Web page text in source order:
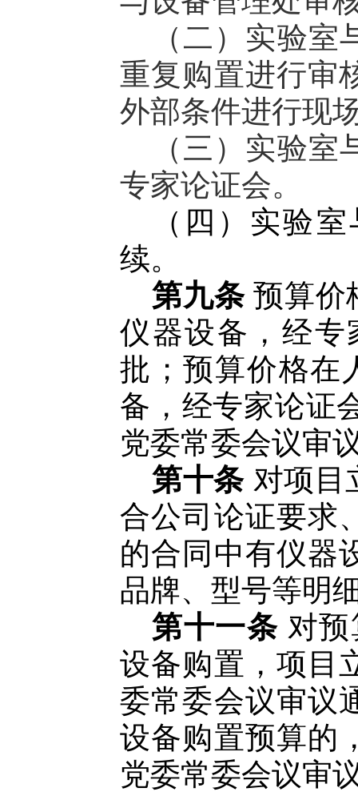
（二）实验
重复购置进行审
外部条件进行现
（三）实验
专家论证会。
（四）实验
续。
第九条 预算价
仪器设备，经专
批；预算价格在
备，经专家论证
党委常委会议审
第十条对项目
合公司论证要求
的合同中有仪器
品牌、型号等明
第十一条 对
设备购置，项目
委常委会议审议
设备购置预算的
党委常委会议审